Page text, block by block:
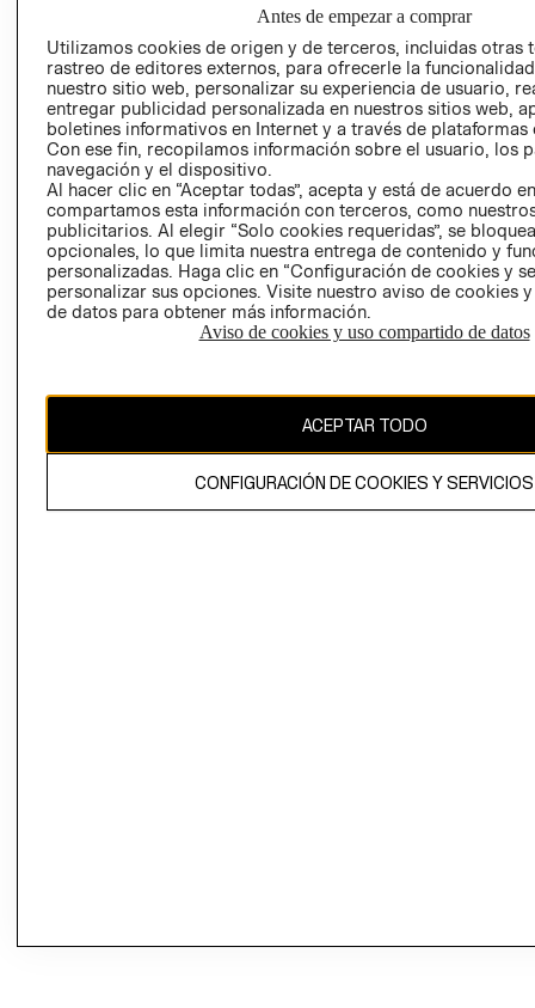
TRANSPARENCIA
Y ÉTICA (INGLÉS)
COMERCIO - SIC
PETICIONES
QUEJAS Y
RECLAMOS
Colombia ($)
CAMBIAR REGIÓN
propiedad de H&M Hennes & Mauritz AB.
Antes de empezar a comprar
Utilizamos cookies de origen y de terceros, incluidas otras
rastreo de editores externos, para ofrecerle la
nuestro sitio web, personalizar su experiencia de usuario,
entregar publicidad personalizada en nuestros sitios web,
boletines informativos en Internet y a través de plataformas
Con ese fin, recopilamos información sobre el usuario, los
navegación y el dispositivo.
Al hacer clic en “Aceptar todas”, acepta y está de acuerdo
compartamos esta información con terceros, como
publicitarios. Al elegir “Solo cookies requeridas”, se
opcionales, lo que limita nuestra entrega de contenido y
personalizadas. Haga clic en “Configuración de cookies y
personalizar sus opciones. Visite nuestro aviso de cookies
de datos para obtener más información.
Aviso de cookies y uso compartido de datos
ACEPTAR TODO
CONFIGURACIÓN DE COOKIES Y SERVICIOS